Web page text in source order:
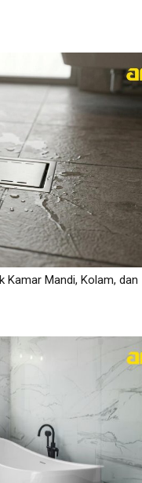
Kamar Mandi, Kolam, dan